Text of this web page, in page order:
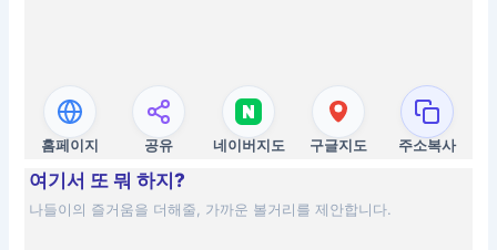
홈페이지 공유 네이버지도 구글지도 주소복사
여기서 또 뭐 하지?
나들이의 즐거움을 더해줄, 가까운 볼거리를 제안합니다.